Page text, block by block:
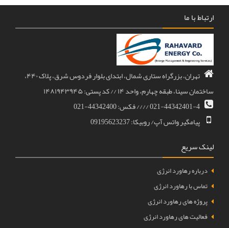
ارتباط با ما
تهران، بزرگراه ستاری شمال، ابتدای بلوار فردوس شرق، پلاک ۴۴۰،
ساختمان سینا، طبقه چهارم، واحد ۱۴ // کد پستی: ۱۴۸۱۹۴۳۹۴۵
021-44342401-4 //// فکس: 44342400-021
پیامگیر واتس آپ/ روبیکا: 09195623237
لینک سریع
درباره رهاورد انرژی
تماس با رهاورد انرژی
پروژه های رهاورد انرژی
فعالیت های رهاورد انرژی